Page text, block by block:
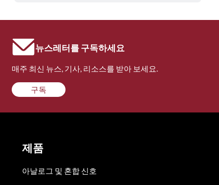
뉴스레터를 구독하세요
매주 최신 뉴스, 기사, 리소스를 받아 보세요.
구독
제품
아날로그 및 혼합 신호